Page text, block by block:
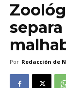
Por Redacción de